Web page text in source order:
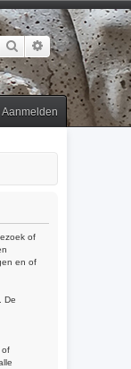
Zoek Uitgebreid
Aanmelden
of
en of
. De
of